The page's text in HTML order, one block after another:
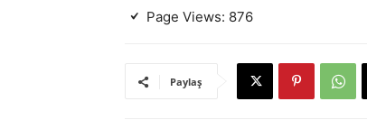
Page Views: 876
Paylaş